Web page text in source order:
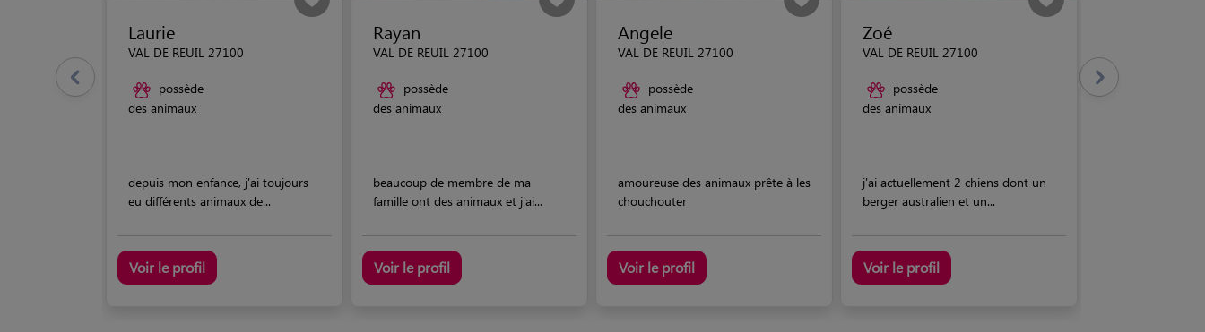
Laurie
VAL DE REUIL 27100
possède
des animaux
depuis mon enfance, j'ai toujours
eu différents animaux de...
Voir le profil
Rayan
VAL DE REUIL 27100
possède
des animaux
beaucoup de membre de ma
famille ont des animaux et j'ai...
Voir le profil
Angele
VAL DE REUIL 27100
possède
des animaux
amoureuse des animaux prête à les
chouchouter
Voir le profil
Zoé
VAL DE REUIL 27100
possède
des animaux
j'ai actuellement 2 chiens dont un
berger australien et un...
Voir le profil